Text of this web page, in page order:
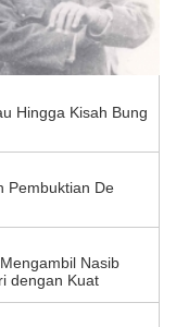
Hingga Kisah Bung
Pembuktian De
Nasib
dengan Kuat